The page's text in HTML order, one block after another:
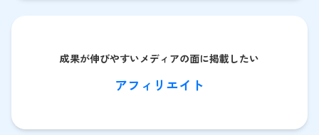
成果が伸びやすいメディアの面に掲載したい
アフィリエイト